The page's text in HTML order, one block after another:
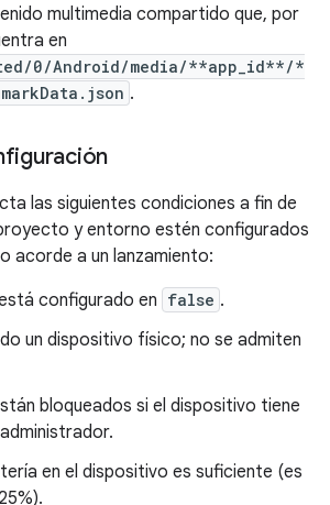
multimedia compartido que, por
en
0/Android/media/**app_id**/*
.
las siguientes condiciones a fin de
y entorno estén configurados
acorde a un lanzamiento:
configurado en false .
un dispositivo físico; no se admiten
bloqueados si el dispositivo tiene
en el dispositivo es suficiente (es